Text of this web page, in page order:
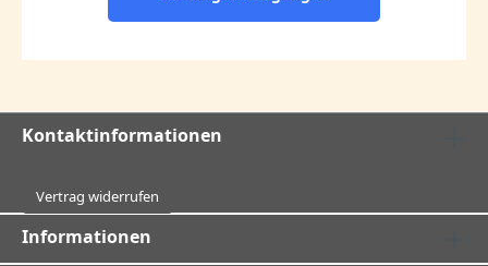
Kontaktinformationen
Vertrag widerrufen
Informationen